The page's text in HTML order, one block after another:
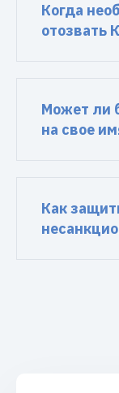
Когда
отозвать
Может ли
на свое
Как